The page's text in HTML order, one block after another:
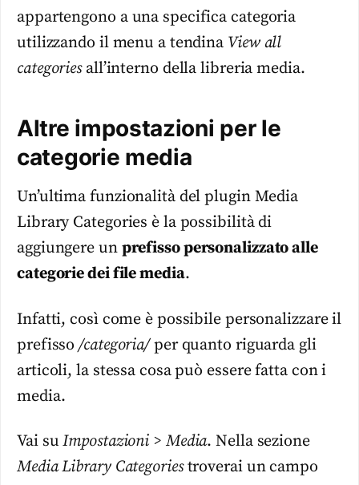
appartengono a una specifica categoria
utilizzando il menu a tendina View all
categoriesall’interno della libreria media.
Altre impostazioni per le
categorie media
Un’ultima funzionalità del plugin Media
Library Categories è la possibilità di
aggiungere un prefisso personalizzato alle
categorie dei file media.
Infatti, così come è possibile personalizzare il
prefisso/categoria/per quanto riguarda gli
articoli, la stessa cosa può essere fatta con i
media.
Vai suImpostazioni > Media. Nella sezione
Media Library Categoriestroverai un campo